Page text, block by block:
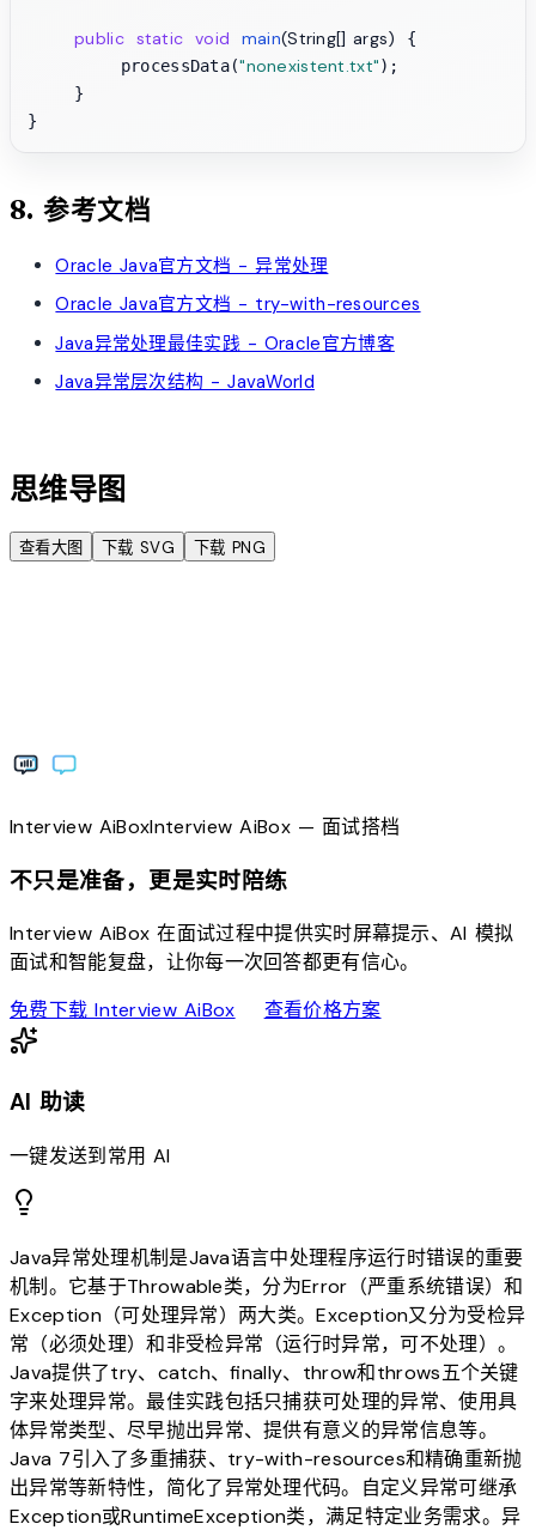
public static void main(String[] args) {
        processData(
"nonexistent.txt");
    }
8. 参考文档
Oracle Java官方文档 - 异常处理
Oracle Java官方文档 - try-with-resources
Java异常处理最佳实践 - Oracle官方博客
Java异常层次结构 - JavaWorld
思维导图
查看大图 下载 SVG 下载 PNG
Interview AiBoxInterviewAiBox— 面试搭档
不只是准备，更是实时陪练
Interview AiBox 在面试过程中提供实时屏幕提示、AI 模拟
面试和智能复盘，让你每一次回答都更有信心。
免费下载 Interview AiBoxdownload查看价格方案sell
AI 助读
一键发送到常用 AI
Java异常处理机制是Java语言中处理程序运行时错误的重要
机制。它基于Throwable类，分为Error（严重系统错误）和
Exception（可处理异常）两大类。Exception又分为受检异
常（必须处理）和非受检异常（运行时异常，可不处理）。
Java提供了try、catch、finally、throw和throws五个关键
字来处理异常。最佳实践包括只捕获可处理的异常、使用具
体异常类型、尽早抛出异常、提供有意义的异常信息等。
Java 7引入了多重捕获、try-with-resources和精确重新抛
出异常等新特性，简化了异常处理代码。自定义异常可继承
Exception或RuntimeException类，满足特定业务需求。异